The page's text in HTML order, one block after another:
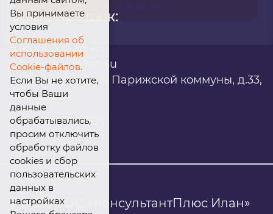
Офис продаж:
infomarket@ilan.su
г. Красноярск, ул. Парижской коммуны, д.33,
помещ. 302
ИНН: 2465263327
© 2026 ООО «КонсультантПлюс Илан»
Вы принимаете
условия
Соглашения об
использовании
Cookie-файлов.
Если Вы не хотите,
чтобы Ваши
данные
обрабатывались,
просим отключить
обработку файлов
cookies и сбор
пользовательских
данных в
настройках